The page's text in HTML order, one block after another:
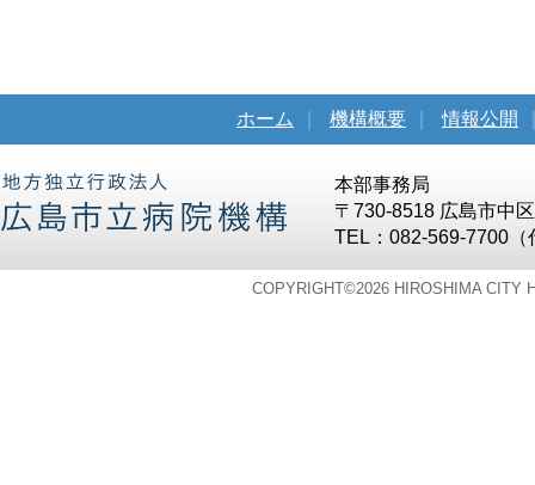
ホーム 機構概要 情報公開
本部事務局
〒730-8518 広島市中
TEL：082-569-7700
COPYRIGHT©2026 HIROSHIMA CITY